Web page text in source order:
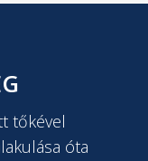
tőkével
óta